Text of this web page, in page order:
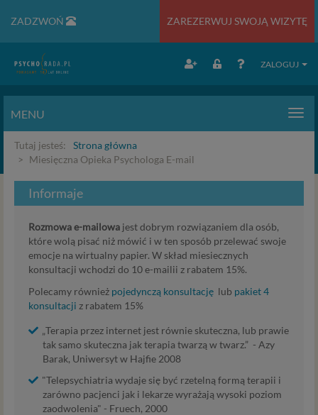
ZADZWOŃ ZAREZERWUJ SWOJĄ WIZYTĘ
ZALOGUJ
MENU
Tutaj jesteś:
Strona główna
Miesięczna Opieka Psychologa E-mail
Informaje
Rozmowa e-mailowa jest dobrym rozwiązaniem dla osób,
które wolą pisać niż mówić i w ten sposób przelewać swoje
emocje na wirtualny papier. W skład miesiecznych
konsultacji wchodzi do 10 e-mailii z rabatem 15%.
Polecamy również pojedynczą konsultację lub pakiet 4
konsultacji z rabatem 15%
„Terapia przez internet jest równie skuteczna, lub prawie
tak samo skuteczna jak terapia twarzą w twarz.” - Azy
Barak, Uniwersyt w Hajfie 2008
"Telepsychiatria wydaje się być rzetelną formą terapii i
zarówno pacjenci jak i lekarze wyrażają wysoki poziom
zaodwolenia" - Fruech, 2000